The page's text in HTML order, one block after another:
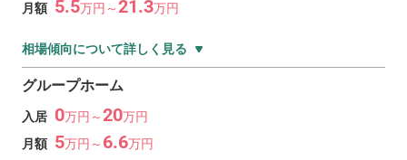
月額 5.5万円～21.3万円
相場傾向について詳しく見る
グループホーム
入居 0万円～20万円
月額 5万円～ 6.6万円